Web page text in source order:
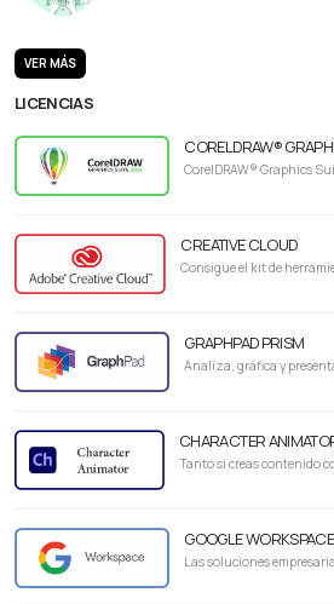
VER MÁS
LICENCIAS
CORELDRAW®
CorelDRAW® Graphics
CREATIVE CLOUD
Consigue el kit de
GRAPHPAD PRISM
Analiza, gráfica y
CHARACTER
Tanto si creas contenido
GOOGLE WORKSPACE
Las soluciones